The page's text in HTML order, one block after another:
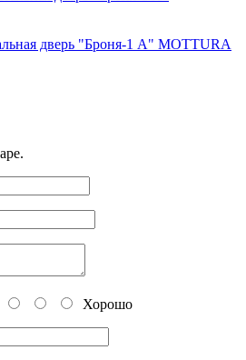
дверь "Броня-1 А" MOTTURA
Хорошо